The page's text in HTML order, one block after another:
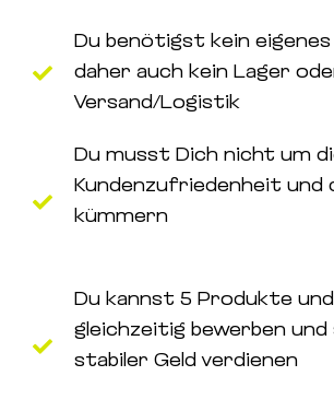
Du benötigst kein
daher auch kein Lager
Versand/Logistik
Du musst Dich nicht um
Kundenzufriedenheit und
kümmern
Du kannst 5 Produkte
gleichzeitig bewerben
stabiler Geld verdienen